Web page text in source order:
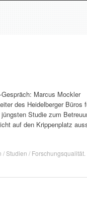
Marcus Mockler
des Heidelberger Büros
Studie zum
auf den Krippenplatz
/ Studien / Forschungsqualität